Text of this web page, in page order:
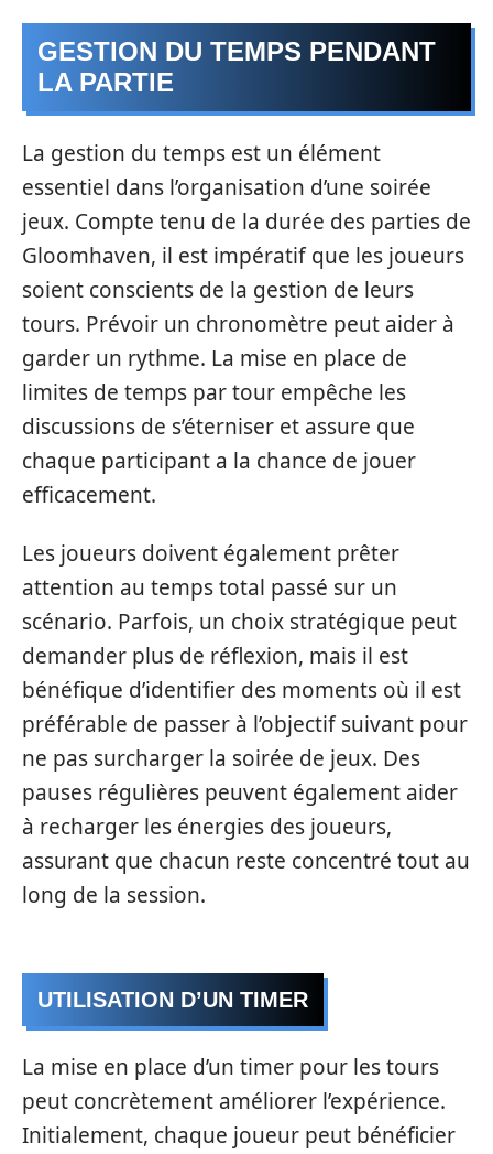
GESTION DU TEMPS PENDANT
LA PARTIE
La gestion du temps est un élément
essentiel dans l’organisation d’une soirée
jeux. Compte tenu de la durée des parties de
Gloomhaven, il est impératif que les joueurs
soient conscients de la gestion de leurs
tours. Prévoir un chronomètre peut aider à
garder un rythme. La mise en place de
limites de temps par tour empêche les
discussions de s’éterniser et assure que
chaque participant a la chance de jouer
efficacement.
Les joueurs doivent également prêter
attention au temps total passé sur un
scénario. Parfois, un choix stratégique peut
demander plus de réflexion, mais il est
bénéfique d’identifier des moments où il est
préférable de passer à l’objectif suivant pour
ne pas surcharger la soirée de jeux. Des
pauses régulières peuvent également aider
à recharger les énergies des joueurs,
assurant que chacun reste concentré tout au
long de la session.
UTILISATION D’UN TIMER
La mise en place d’un timer pour les tours
peut concrètement améliorer l’expérience.
Initialement, chaque joueur peut bénéficier